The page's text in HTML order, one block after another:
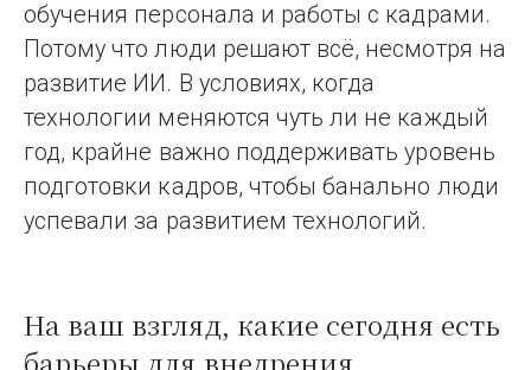
обучения персонала и работы с кадрами.
Потому что люди решают всё, несмотря на
развитие ИИ. В условиях, когда
технологии меняются чуть ли не каждый
год, крайне важно поддерживать уровень
подготовки кадров, чтобы банально люди
успевали за развитием технологий.
На ваш взгляд, какие сегодня есть
барьеры для внедрения